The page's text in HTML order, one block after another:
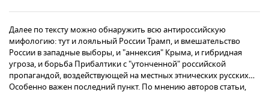
Далее по тексту можно обнаружить всю антироссийскую
мифологию: тут и лояльный России Трамп, и вмешательство
России в западные выборы, и "аннексия" Крыма, и гибридная
угроза, и борьба Прибалтики с "утонченной" российской
пропагандой, воздействующей на местных этнических русских…
Особенно важен последний пункт. По мнению авторов статьи,